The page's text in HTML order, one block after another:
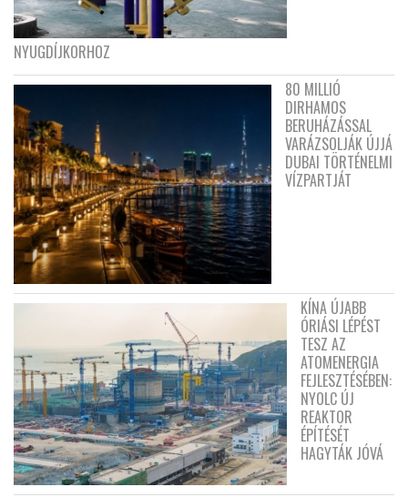
NYUGDÍJKORHOZ
80 MILLIÓ
DIRHAMOS
BERUHÁZÁSSAL
VARÁZSOLJÁK ÚJJÁ
DUBAI TÖRTÉNELMI
VÍZPARTJÁT
KÍNA ÚJABB
ÓRIÁSI LÉPÉST
TESZ AZ
ATOMENERGIA
FEJLESZTÉSÉBEN:
NYOLC ÚJ
REAKTOR
ÉPÍTÉSÉT
HAGYTÁK JÓVÁ